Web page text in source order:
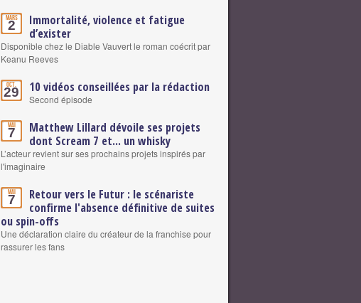
Mars
2
Immortalité, violence et fatigue
d’exister
Disponible chez le Diable Vauvert le roman coécrit par
Keanu Reeves
Oct.
29 10 vidéos conseillées par la rédaction
Second épisode
Mai
7
Matthew Lillard dévoile ses projets
dont Scream 7 et... un whisky
L’acteur revient sur ses prochains projets inspirés par
l'imaginaire
Mai
7
Retour vers le Futur : le scénariste
confirme l'absence définitive de suites
ou spin-offs
Une déclaration claire du créateur de la franchise pour
rassurer les fans